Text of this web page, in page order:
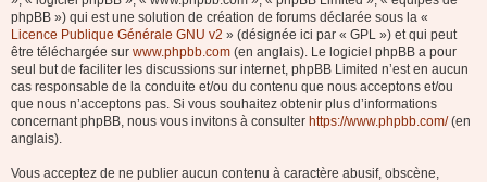
phpBB ») qui est une solution de création de forums déclarée sous la «
Licence Publique Générale GNU v2 » (désignée ici par « GPL ») et qui peut
être téléchargée sur www.phpbb.com (en anglais). Le logiciel phpBB a pour
seul but de faciliter les discussions sur internet, phpBB Limited n’est en aucun
cas responsable de la conduite et/ou du contenu que nous acceptons et/ou
que nous n’acceptons pas. Si vous souhaitez obtenir plus d’informations
concernant phpBB, nous vous invitons à consulter https://www.phpbb.com/(en
anglais).
Vous acceptez de ne publier aucun contenu à caractère abusif, obscène,